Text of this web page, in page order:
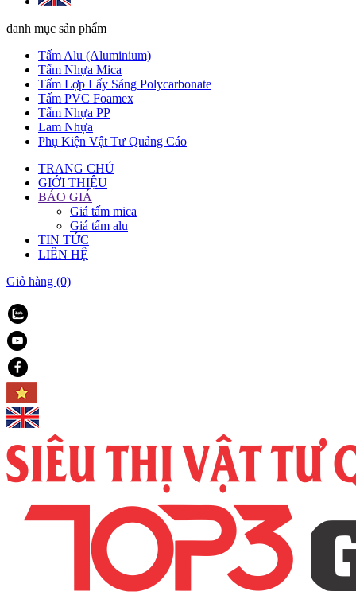
danh mục sản phẩm
Tấm Alu (Aluminium)
Tấm Nhựa Mica
Tấm Lợp Lấy Sáng Polycarbonate
Tấm PVC Foamex
Tấm Nhựa PP
Lam Nhựa
Phụ Kiện Vật Tư Quảng Cáo
TRANG CHỦ
GIỚI THIỆU
BÁO GIÁ
Giá tấm mica
Giá tấm alu
TIN TỨC
LIÊN HỆ
Giỏ hàng (0)